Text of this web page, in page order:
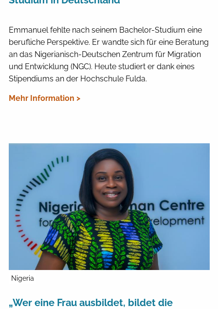
Emmanuel fehlte nach seinem Bachelor-Studium eine
berufliche Perspektive. Er wandte sich für eine Beratung
an das Nigerianisch-Deutschen Zentrum für Migration
und Entwicklung (NGC). Heute studiert er dank eines
Stipendiums an der Hochschule Fulda.
Mehr Information >
Nigeria
„Wer eine Frau ausbildet, bildet die